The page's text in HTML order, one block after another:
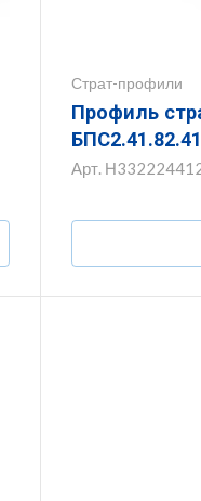
Страт-профили
Профиль
Арт.